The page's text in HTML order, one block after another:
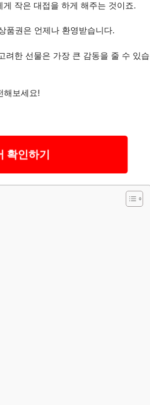
작은 대접을 하게 해주는 것이죠.
품권은 언제나 환영받습니다.
려한 선물은 가장 큰 감동을 줄 수 있습
해보세요!
확인하기